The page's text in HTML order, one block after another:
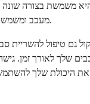
משמשת בצורה שונה
מעכב ומשמשת יותר בתפקיד מניעתי.
גם טיפול להשריית
שלך לאורך זמן.
היכולת שלך